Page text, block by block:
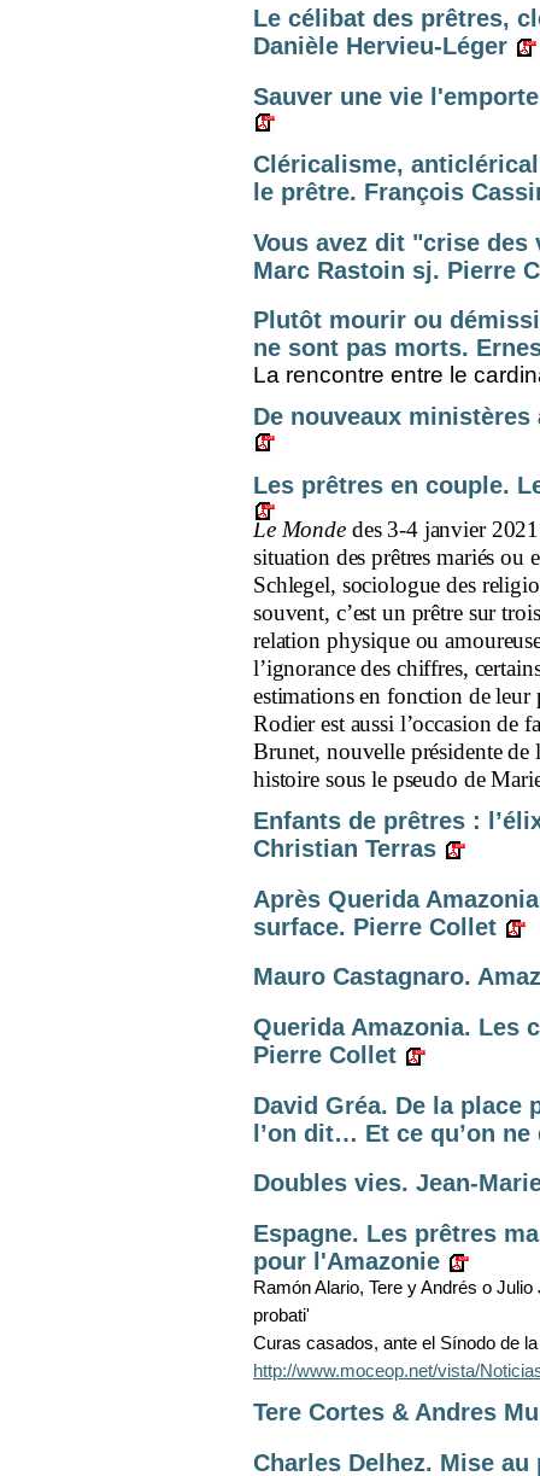
Le célibat des prêtres,
Danièle Hervieu-Léger
Sauver une vie
Cléricalisme,
le prêtre. François
Vous avez dit "crise
Marc Rastoin sj. Pierre
Plutôt mourir ou
ne sont pas morts.
La rencontre entre le
De nouveaux
Les prêtres en couple.
Le Monde des 3-4 janvier 2021
situation des prêtres mariés ou
Schlegel, sociologue des
souvent, c’est un prêtre sur
relation physique ou
l’ignorance des chiffres,
estimations en fonction de
Rodier est aussi l’occasion de
Brunet, nouvelle présidente de
histoire sous le pseudo de
Enfants de prêtres :
Christian Terras
Après Querida
surface. Pierre Collet
Mauro Castagnaro.
Querida Amazonia. Les
Pierre Collet
David Gréa. De la place
l’on dit… Et ce qu’on
Doubles vies. Jean-
Espagne. Les prêtres
pour l'Amazonie
Ramón Alario, Tere y Andrés o
probati'
Curas casados, ante el Sínodo de
http://www.moceop.net/vista/
Tere Cortes & Andres
Charles Delhez. Mise